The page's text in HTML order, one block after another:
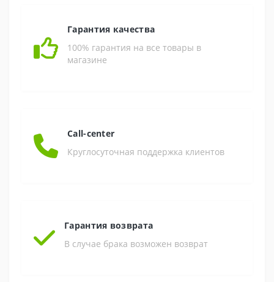
Гарантия качества
100% гарантия на все товары в
магазине
Call-center
Круглосуточная поддержка клиентов
Гарантия возврата
В случае брака возможен возврат